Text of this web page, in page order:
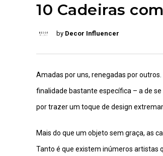
10 Cadeiras
by Decor Influencer
Amadas por uns, renegadas por
finalidade bastante específica – a de
por trazer um toque de design
Mais do que um objeto sem graça, as
Tanto é que existem inúmeros artistas